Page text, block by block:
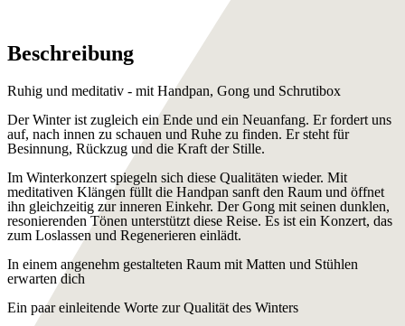
Beschreibung
Ruhig und meditativ - mit Handpan, Gong und Schrutibox
Der Winter ist zugleich ein Ende und ein Neuanfang. Er fordert uns
auf, nach innen zu schauen und Ruhe zu finden. Er steht für
Besinnung, Rückzug und die Kraft der Stille.
Im Winterkonzert spiegeln sich diese Qualitäten wieder. Mit
meditativen Klängen füllt die Handpan sanft den Raum und öffnet
ihn gleichzeitig zur inneren Einkehr. Der Gong mit seinen dunklen,
resonierenden Tönen unterstützt diese Reise. Es ist ein Konzert, das
zum Loslassen und Regenerieren einlädt.
In einem angenehm gestalteten Raum mit Matten und Stühlen
erwarten dich
Ein paar einleitende Worte zur Qualität des Winters